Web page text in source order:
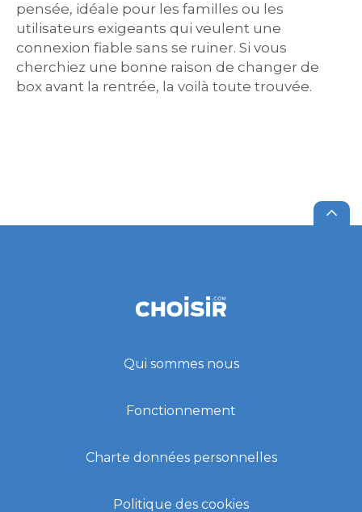
pensée, idéale pour les familles ou les
utilisateurs exigeants qui veulent une
connexion fiable sans se ruiner. Si vous
cherchiez une bonne raison de changer de
box avant la rentrée, la voilà toute trouvée.
Qui sommes nous
Fonctionnement
Charte données personnelles
Politique des cookies